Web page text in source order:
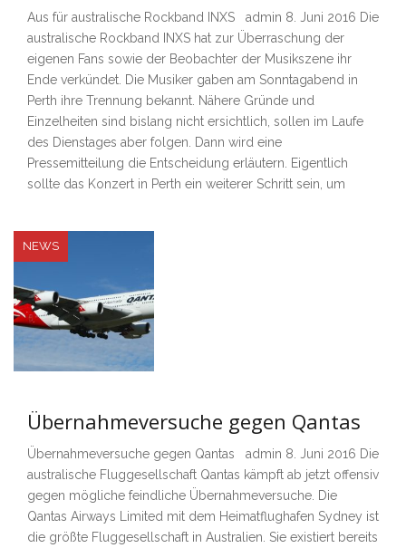
Aus für australische Rockband INXS admin 8. Juni 2016 Die
australische Rockband INXS hat zur Überraschung der
eigenen Fans sowie der Beobachter der Musikszene ihr
Ende verkündet. Die Musiker gaben am Sonntagabend in
Perth ihre Trennung bekannt. Nähere Gründe und
Einzelheiten sind bislang nicht ersichtlich, sollen im Laufe
des Dienstages aber folgen. Dann wird eine
Pressemitteilung die Entscheidung erläutern. Eigentlich
sollte das Konzert in Perth ein weiterer Schritt sein, um
NEWS
Übernahmeversuche gegen Qantas
Übernahmeversuche gegen Qantas admin 8. Juni 2016 Die
australische Fluggesellschaft Qantas kämpft ab jetzt offensiv
gegen mögliche feindliche Übernahmeversuche. Die
Qantas Airways Limited mit dem Heimatflughafen Sydney ist
die größte Fluggesellschaft in Australien. Sie existiert bereits